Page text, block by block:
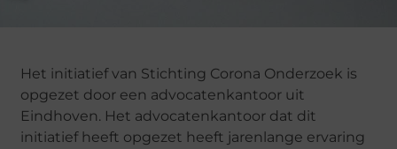
Het initiatief van Stichting Corona Onderzoek is
opgezet door een advocatenkantoor uit
Eindhoven. Het advocatenkantoor dat dit
initiatief heeft opgezet heeft jarenlange ervaring